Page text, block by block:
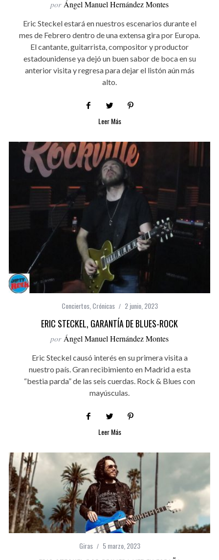
por Ángel Manuel Hernández Montes
Eric Steckel estará en nuestros escenarios durante el
mes de Febrero dentro de una extensa gira por Europa.
El cantante, guitarrista, compositor y productor
estadounidense ya dejó un buen sabor de boca en su
anterior visita y regresa para dejar el listón aún más
alto.
Leer Más
Conciertos, Crónicas 2 junio, 2023
ERIC STECKEL, GARANTÍA DE BLUES-ROCK
por Ángel Manuel Hernández Montes
Eric Steckel causó interés en su primera visita a
nuestro país. Gran recibimiento en Madrid a esta
“bestia parda” de las seis cuerdas. Rock & Blues con
mayúsculas.
Leer Más
Giras 5 marzo, 2023